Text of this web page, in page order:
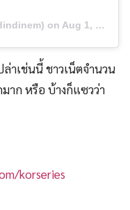
on Aug 1, 2019 at 4:05am PDT
าเช่นนี้ ชาวเน็ตจำนวน
มาก หรือ บ้างก็แซวว่า
korseries